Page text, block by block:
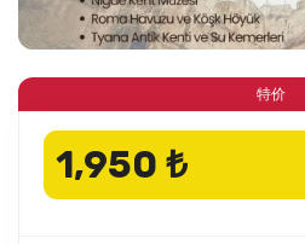
特价
1,950 ₺